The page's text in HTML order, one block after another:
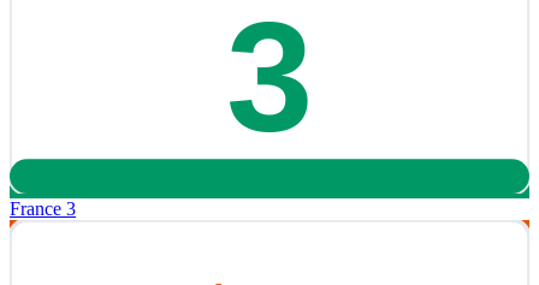
France 3